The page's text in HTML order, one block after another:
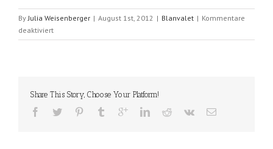
ByJulia Weisenberger | August 1st, 2012 | Blanvalet | Kommentare
deaktiviertfür
Interview
(2012);
Share This Story, Choose Your Platform!